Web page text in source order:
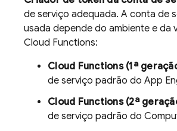
de serviço adequada. A conta de
usada depende do ambiente e da
Cloud Functions:
Cloud Functions (1ª
de serviço padrão do App
Cloud Functions (2ª
de serviço padrão do